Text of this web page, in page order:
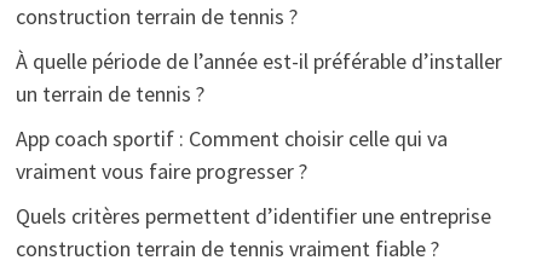
construction terrain de tennis ?
À quelle période de l’année est-il préférable d’installer
un terrain de tennis ?
App coach sportif : Comment choisir celle qui va
vraiment vous faire progresser ?
Quels critères permettent d’identifier une entreprise
construction terrain de tennis vraiment fiable ?